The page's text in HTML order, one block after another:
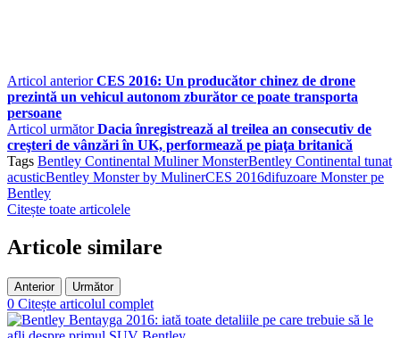
Articol anterior CES 2016: Un producător chinez de drone
prezintă un vehicul autonom zburător ce poate transporta
persoane
Articol următor Dacia înregistrează al treilea an consecutiv de
creşteri de vânzări în UK, performează pe piaţa britanică
Tags Bentley Continental Muliner MonsterBentley Continental tunat
acusticBentley Monster by MulinerCES 2016difuzoare Monster pe
Bentley
Citește toate articolele
Articole similare
Anterior Următor
0 Citește articolul complet